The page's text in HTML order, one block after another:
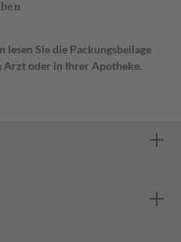
Sie die Packungsbeilage
Arzt oder in Ihrer Apotheke.